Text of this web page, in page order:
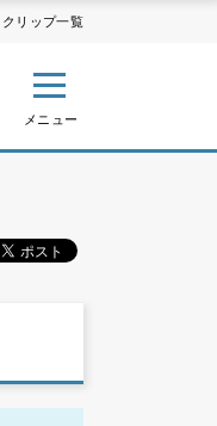
クリップ一覧
メニュー